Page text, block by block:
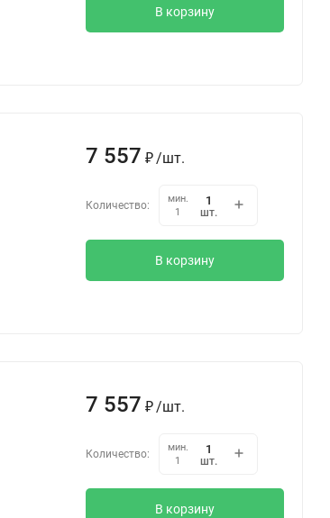
В корзину
7 557 ₽/шт.
Количество:
мин.
1
шт.
В корзину
7 557 ₽/шт.
Количество:
мин.
1
шт.
В корзину